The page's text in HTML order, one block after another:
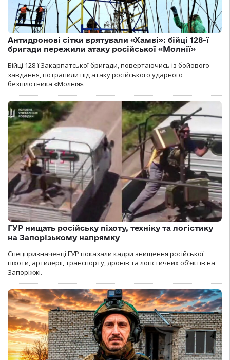
Антидронові сітки врятували «Хамві»: бійці 128-ї
бригади пережили атаку російської «Молнії»
Бійці 128-ї Закарпатської бригади, повертаючись із бойового
завдання, потрапили під атаку російського ударного
безпілотника «Молнія».
ГУР нищать російську піхоту, техніку та логістику
на Запорізькому напрямку
Спецпризначенці ГУР показали кадри знищення російської
піхоти, артилерії, транспорту, дронів та логістичних об’єктів на
Запоріжжі.